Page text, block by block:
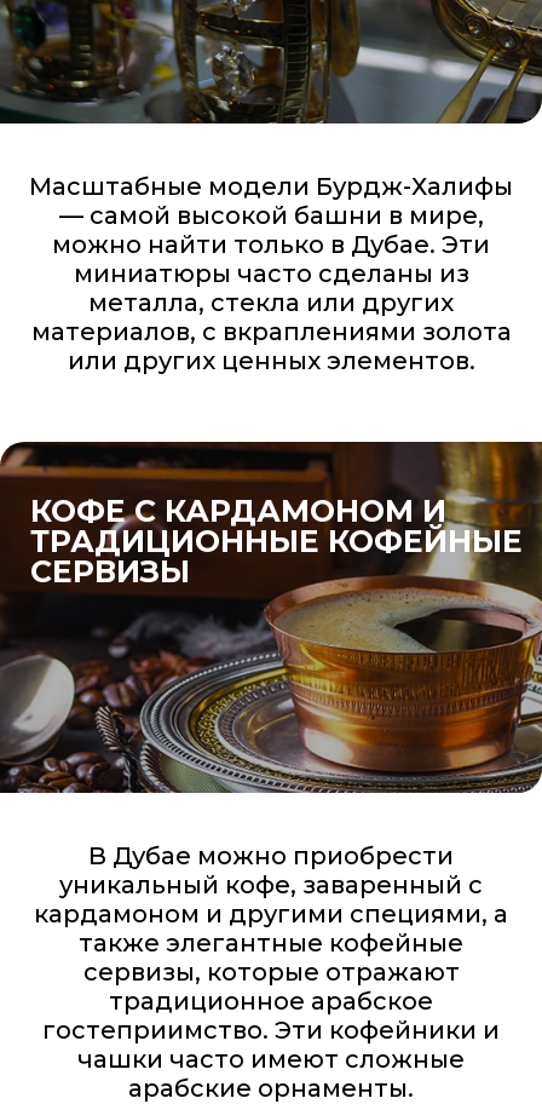
Масштабные модели Бурдж-Халифы
— самой высокой башни в мире,
можно найти только в Дубае. Эти
миниатюры часто сделаны из
металла, стекла или других
материалов, с вкраплениями золота
или других ценных элементов.
КОФЕ С КАРДАМОНОМ И
ТРАДИЦИОННЫЕ КОФЕЙНЫЕ
СЕРВИЗЫ
В Дубае можно приобрести
уникальный кофе, заваренный с
кардамоном и другими специями, а
также элегантные кофейные
сервизы, которые отражают
традиционное арабское
гостеприимство. Эти кофейники и
чашки часто имеют сложные
арабские орнаменты.